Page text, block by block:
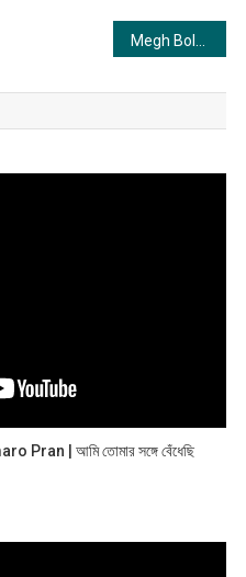
| আমি তোমার সঙ্গে বেঁধেছি